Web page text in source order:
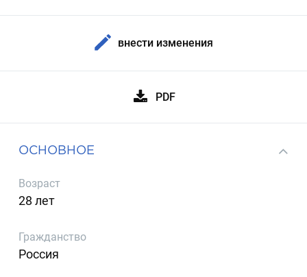
внести изменения
PDF
ОСНОВНОЕ
Возраст
28 лет
Гражданство
Россия